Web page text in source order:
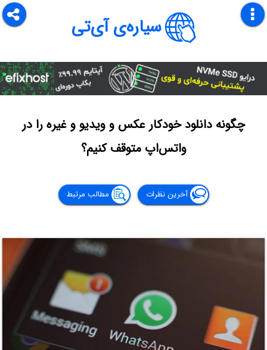
سیاره‌ی آی‌تی
چگونه دانلود خودکار عکس و ویدیو و غیره را در
واتس‌اپ متوقف کنیم؟
آخرین نظرات مطالب مرتبط